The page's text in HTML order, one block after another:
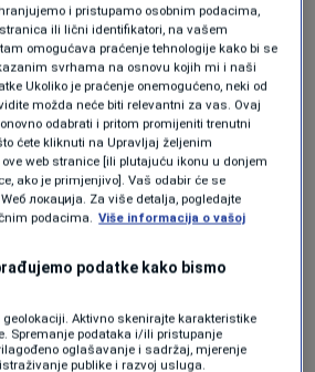
usmrtio Smiljanu
teretila da je trenutku
km/h na mjestu gdje je brzina
km/h, da se kretao prema
uopšte nije obratio pažnju na
je, bez kočenja,
udario u lijevoj saobraćajnoj
i pristupamo osobnim podacima,
ili lični identifikatori, na vašem
omogućava praćenje tehnologije kako bi se
svrhama na osnovu kojih mi i naši
Ukoliko je praćenje onemogućeno, neki od
možda neće biti relevantni za vas. Ovaj
odabrati i pritom promijeniti trenutni
ćete kliknuti na Upravljaj željenim
web stranice [ili plutajuću ikonu u donjem
ako je primjenjivo]. Vaš odabir će se
локација. Za više detalja, pogledajte
podacima. Više informacija o vašoj
podatke kako bismo
geolokaciji. Aktivno skenirajte karakteristike
Spremanje podataka i/ili pristupanje
oglašavanje i sadržaj, mjerenje
publike i razvoj usluga.